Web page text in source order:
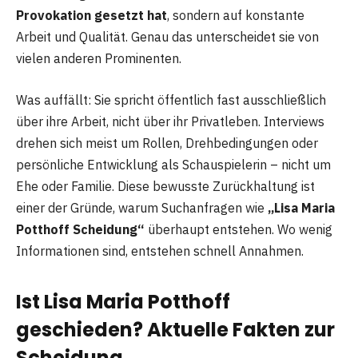
Provokation gesetzt hat, sondern auf konstante
Arbeit und Qualität. Genau das unterscheidet sie von
vielen anderen Prominenten.
Was auffällt: Sie spricht öffentlich fast ausschließlich
über ihre Arbeit, nicht über ihr Privatleben. Interviews
drehen sich meist um Rollen, Drehbedingungen oder
persönliche Entwicklung als Schauspielerin – nicht um
Ehe oder Familie. Diese bewusste Zurückhaltung ist
einer der Gründe, warum Suchanfragen wie „Lisa Maria
Potthoff Scheidung“ überhaupt entstehen. Wo wenig
Informationen sind, entstehen schnell Annahmen.
Ist Lisa Maria Potthoff
geschieden? Aktuelle Fakten zur